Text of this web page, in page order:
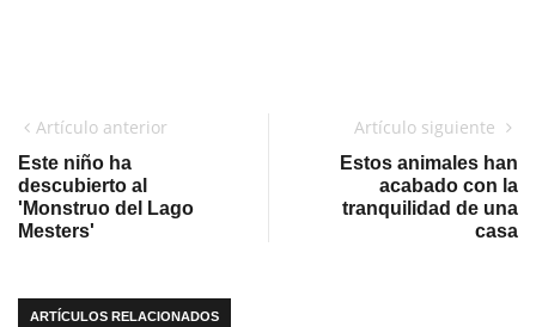
Artículo anterior
Este niño ha
descubierto al
'Monstruo del Lago
Mesters'
Artículo siguiente
Estos animales han
acabado con la
tranquilidad de una
casa
ARTÍCULOS RELACIONADOS